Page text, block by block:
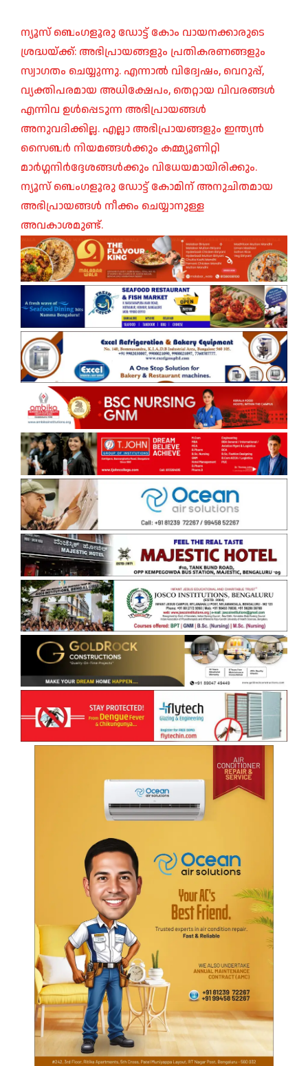
ന്യൂസ് ബെംഗളൂരു ഡോട്ട് കോം വായനക്കാരുടെ
ശ്രദ്ധയ്ക്ക്: അഭിപ്രായങ്ങളും പ്രതികരണങ്ങളും
സ്വാഗതം ചെയ്യുന്നു. എന്നാൽ വിദ്വേഷം, വെറുപ്പ്,
വ്യക്തിപരമായ അധിക്ഷേപം, തെറ്റായ വിവരങ്ങൾ
എന്നിവ ഉൾപ്പെടുന്ന അഭിപ്രായങ്ങൾ
അനുവദിക്കില്ല. എല്ലാ അഭിപ്രായങ്ങളും ഇന്ത്യൻ
സൈബർ നിയമങ്ങൾക്കും കമ്മ്യൂണിറ്റി
മാർഗ്ഗനിർദ്ദേശങ്ങൾക്കും വിധേയമായിരിക്കും.
ന്യൂസ് ബെംഗളൂരു ഡോട്ട് കോമിന് അനുചിതമായ
അഭിപ്രായങ്ങൾ നീക്കം ചെയ്യാനുള്ള
അവകാശമുണ്ട്.